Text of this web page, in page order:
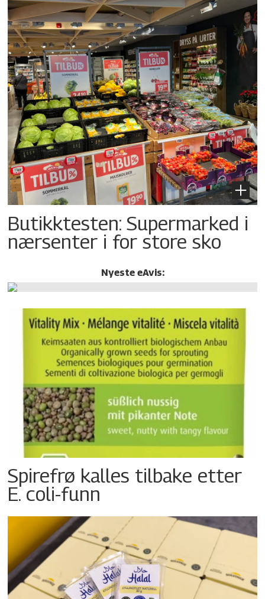
Butikktesten: Supermarked i
nærsenter i for store sko
Nyeste eAvis:
Spirefrø kalles tilbake etter
E. coli-funn